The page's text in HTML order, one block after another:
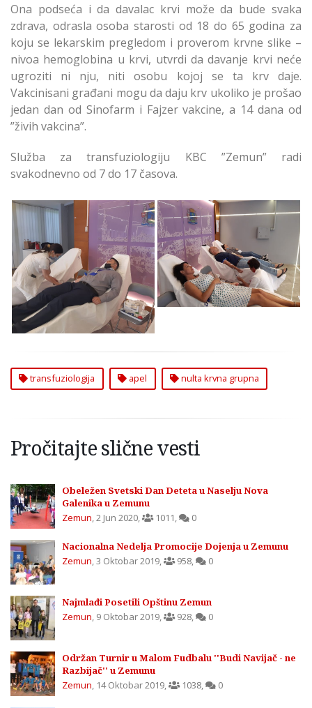
Ona podseća i da davalac krvi može da bude svaka
zdrava, odrasla osoba starosti od 18 do 65 godina za
koju se lekarskim pregledom i proverom krvne slike –
nivoa hemoglobina u krvi, utvrdi da davanje krvi neće
ugroziti ni nju, niti osobu kojoj se ta krv daje.
Vakcinisani građani mogu da daju krv ukoliko je prošao
jedan dan od Sinofarm i Fajzer vakcine, a 14 dana od
”živih vakcina”.
Služba za transfuziologiju KBC ”Zemun” radi
svakodnevno od 7 do 17 časova.
Transfuziologija
Apeluje na Davaceo
Nulte Krvne Grupe
Transfuziologija
Apeluje na Davaceo
Nulte Krvne Grupe
Zemun
transfuziologija apel nulta krvna grupna
Pročitajte slične vesti
Obeležen Svetski Dan Deteta u Naselju Nova
Galenika u Zemunu
Zemun,2 Jun 2020, 1011, 0
Nacionalna Nedelja Promocije Dojenja u Zemunu
Zemun,3 Oktobar 2019, 958, 0
Najmlađi Posetili Opštinu Zemun
Zemun, 9 Oktobar 2019, 928, 0
Održan Turnir u Malom Fudbalu ''Budi Navijač - ne
Razbijač'' u Zemunu
Zemun, 14 Oktobar 2019, 1038, 0